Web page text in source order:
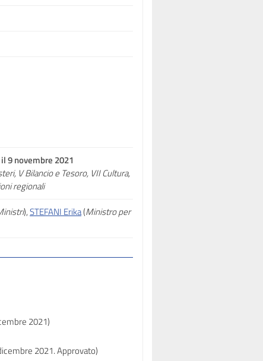
9 novembre 2021
V Bilancio e Tesoro, VII Cultura,
regionali
),STEFANI Erika(Ministro per
2021)
2021. Approvato)